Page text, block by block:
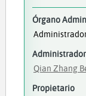
Órgano
Qian Zhang
Propietario